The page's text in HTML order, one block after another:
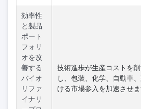
効率性
と製品
ポート
フォリ
オを改
善する
バイオ
リファ
イナリ
技術進歩が生産コストを
し、包装、化学、自動車
ける市場参入を加速させま